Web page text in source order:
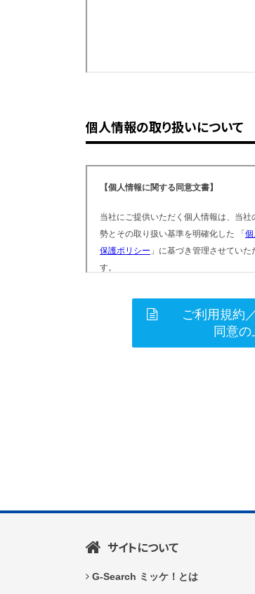
個人情報の取り扱いについて
ご利用規約
同意
サイトについて
G-Search ミッケ！とは